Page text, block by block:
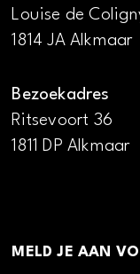
Louise de
1814 JA Alkmaar
Bezoekadres
Ritsevoort 36
1811 DP Alkmaar
MELD JE AAN